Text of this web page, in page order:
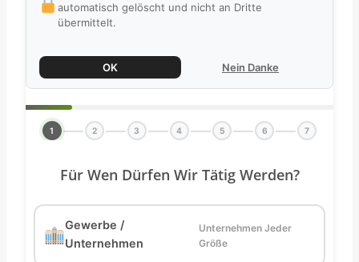
automatisch gelöscht und nicht an Dritte
übermittelt.
OK Nein Danke
1 2 3 4 5 6 7
Für Wen Dürfen Wir Tätig Werden?
Gewerbe /
Unternehmen
Unternehmen Jeder
Größe